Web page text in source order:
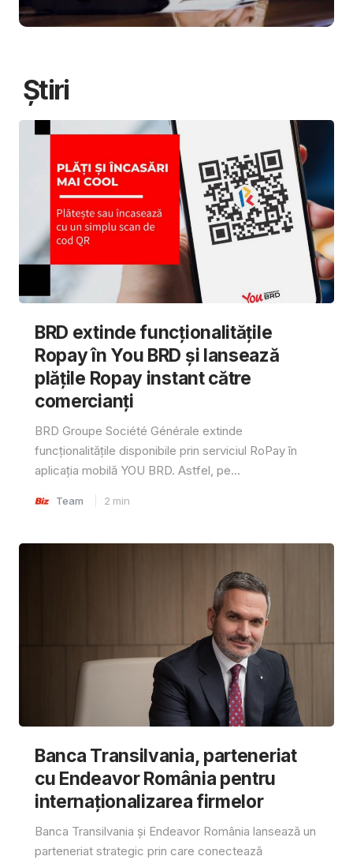
Știri
BRD extinde funcționalitățile
Ropay în You BRD și lansează
plățile Ropay instant către
comercianți
BRD Groupe Société Générale extinde
funcționalitățile disponibile prin serviciul RoPay în
aplicația mobilă YOU BRD. Astfel, pe...
Team 2 min
Banca Transilvania, parteneriat
cu Endeavor România pentru
internaționalizarea firmelor
Banca Transilvania și Endeavor România lansează un
parteneriat strategic prin care conectează